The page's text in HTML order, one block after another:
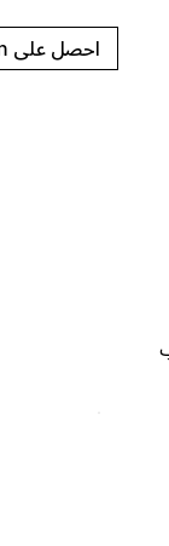
احصل على Notion مجاناً